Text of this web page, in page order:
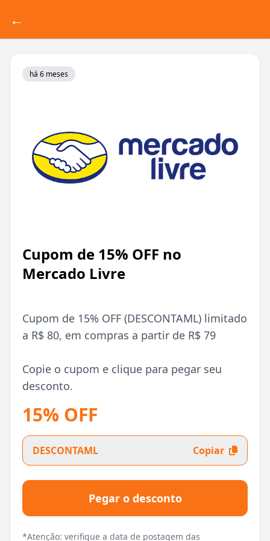
←
há 6 meses
Cupom de 15% OFF no
Mercado Livre
Cupom de 15% OFF (DESCONTAML) limitado
a R$ 80, em compras a partir de R$ 79
Copie o cupom e clique para pegar seu
desconto.
15% OFF
DESCONTAML Copiar
Pegar o desconto
*Atenção: verifique a data de postagem das